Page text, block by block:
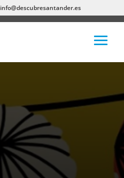
info@descubresantander.es